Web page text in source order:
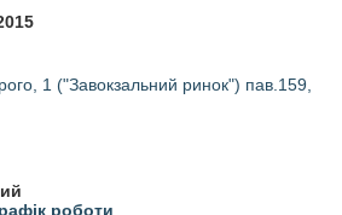
1 ("Завокзальний ринок") пав.159,
роботи